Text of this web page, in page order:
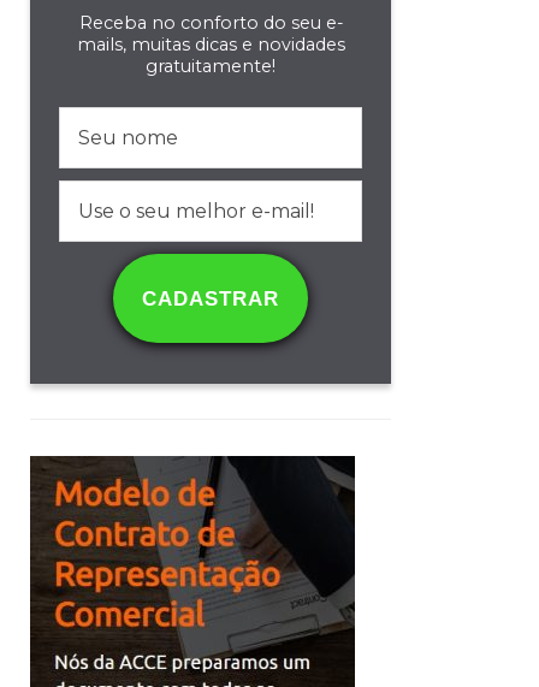
Receba no conforto do seu e-
mails, muitas dicas e novidades
gratuitamente!
CADASTRAR